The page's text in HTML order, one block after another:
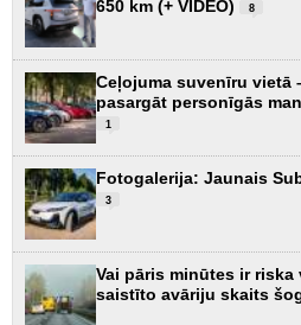
650 km (+ VIDEO)
8
Ceļojuma suvenīru vietā
pasargāt personīgās
1
Fotogalerija: Jaunais
3
Vai pāris minūtes ir riska
saistīto avāriju skaits